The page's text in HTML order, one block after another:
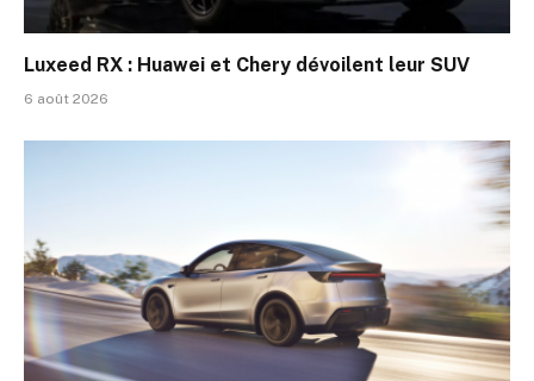
Luxeed RX : Huawei et Chery dévoilent leur SUV
6 août 2026